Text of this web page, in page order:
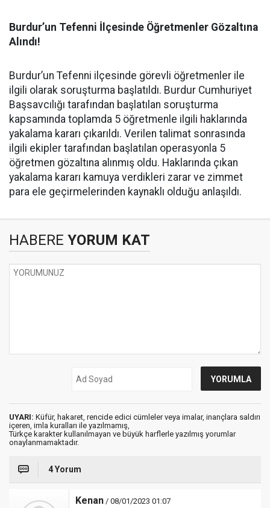
Burdur’un Tefenni İlçesinde Öğretmenler Gözaltına
Alındı!
Burdur’un Tefenni ilçesinde görevli öğretmenler ile
ilgili olarak soruşturma başlatıldı. Burdur Cumhuriyet
Başsavcılığı tarafından başlatılan soruşturma
kapsamında toplamda 5 öğretmenle ilgili haklarında
yakalama kararı çıkarıldı. Verilen talimat sonrasında
ilgili ekipler tarafından başlatılan operasyonla 5
öğretmen gözaltına alınmış oldu. Haklarında çıkan
yakalama kararı kamuya verdikleri zarar ve zimmet
para ele geçirmelerinden kaynaklı olduğu anlaşıldı.
HABERE YORUM KAT
UYARI: Küfür, hakaret, rencide edici cümleler veya imalar, inançlara saldırı
içeren, imla kuralları ile yazılmamış,
Türkçe karakter kullanılmayan ve büyük harflerle yazılmış yorumlar
onaylanmamaktadır.
4 Yorum
Kenan / 08/01/2023 01:07